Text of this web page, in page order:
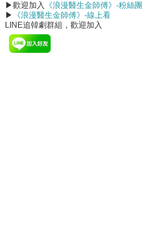
▶歡迎加入
《浪漫醫生金師傅》-粉絲團
▶
《浪漫醫生金師傅》-線上看
LINE追韓劇群組，歡迎加入